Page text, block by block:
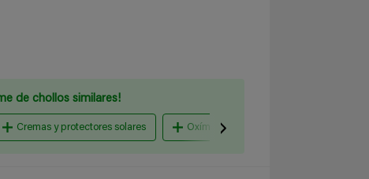
de chollos similares!
Cremas y protectores solares Oxímetros, termómetros y tensiómetros